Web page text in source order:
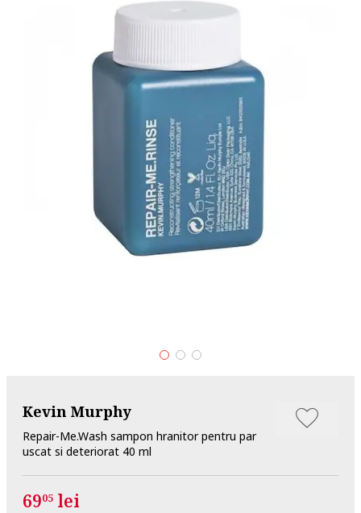
Kevin Murphy
Repair-Me.Wash sampon hranitor pentru par
uscat si deteriorat 40 ml
6905 lei